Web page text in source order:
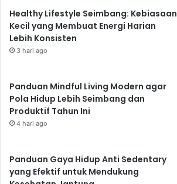
Healthy Lifestyle Seimbang: Kebiasaan
Kecil yang Membuat Energi Harian
Lebih Konsisten
3 hari ago
Panduan Mindful Living Modern agar
Pola Hidup Lebih Seimbang dan
Produktif Tahun Ini
4 hari ago
Panduan Gaya Hidup Anti Sedentary
yang Efektif untuk Mendukung